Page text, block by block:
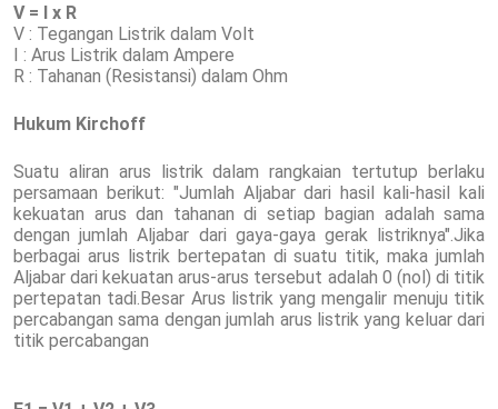
V = I x R
V : Tegangan Listrik dalam Volt
I : Arus Listrik dalam Ampere
R : Tahanan (Resistansi) dalam Ohm
Hukum Kirchoff
Suatu aliran arus listrik dalam rangkaian tertutup berlaku
persamaan berikut: "Jumlah Aljabar dari hasil kali-hasil kali
kekuatan arus dan tahanan di setiap bagian adalah sama
dengan jumlah Aljabar dari gaya-gaya gerak listriknya".Jika
berbagai arus listrik bertepatan di suatu titik, maka jumlah
Aljabar dari kekuatan arus-arus tersebut adalah 0 (nol) di titik
pertepatan tadi.Besar Arus listrik yang mengalir menuju titik
percabangan sama dengan jumlah arus listrik yang keluar dari
titik percabangan